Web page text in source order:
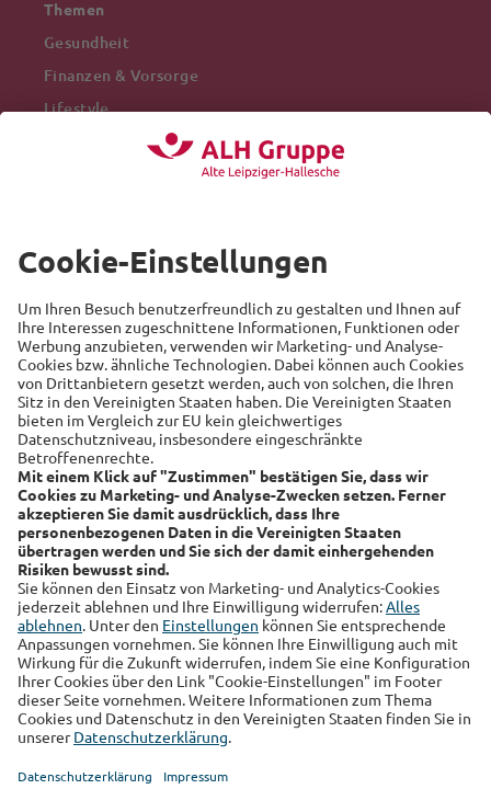
Themen
Gesundheit
Finanzen & Vorsorge
Lifestyle
Recht
Auto
Sicherheit
Familie
Links
Alte Leipziger
Hallesche
RSS-Feed
Über uns
Kundenmagazin
Datenschutz Impressum Cookie Einstellungen